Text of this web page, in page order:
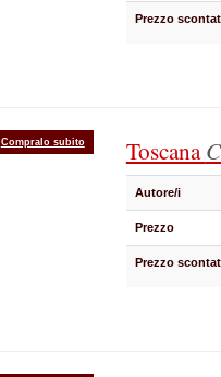
Prezzo
Compralo subito Toscana
Autore/i
Prezzo
Prezzo